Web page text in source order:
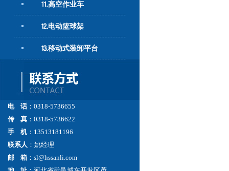
⒒高空作业车
⒓电动篮球架
⒔移动式装卸平台
电 话 ：0318-5736655
传 真 ：0318-5736622
手 机：13513181196
联系人 ：姚经理
邮 箱 ：sl@hssanli.com